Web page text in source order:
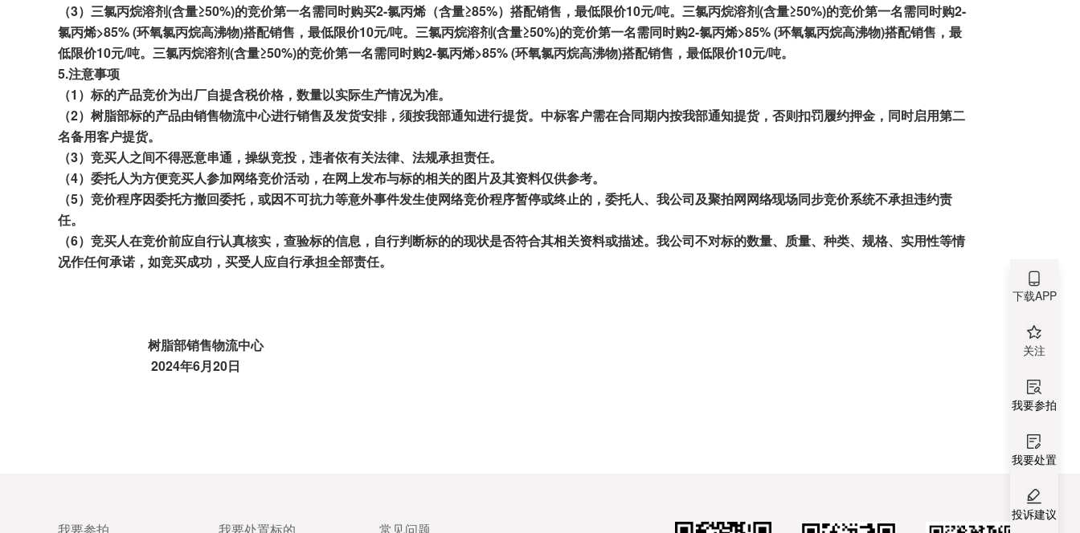
（3） 三氯丙烷溶剂(含量≥50%)的竞价第一名需同时购买2-氯丙烯（含量≥85%） 搭配销售，最低限价10元/吨。 三氯丙烷溶剂(含量≥50%)的竞价第一名需同时购2-
氯丙烯>85% (环氧氯丙烷高沸物)搭配销售，最低限价10元/吨。三氯丙烷溶剂(含量≥50%)的竞价第一名需同时购2-氯丙烯>85% (环氧氯丙烷高沸物)搭配销售，最
低限价10元/吨。三氯丙烷溶剂(含量≥50%)的竞价第一名需同时购2-氯丙烯>85% (环氧氯丙烷高沸物)搭配销售，最低限价10元/吨。
5.注意事项
（1）标的产品竞价为出厂自提含税价格 ， 数量以实际生产情况为准。
（2）树脂部标的产品由销售物流中心进行销售及发货安排， 须按我部通知进行提货。中标客户需在合同期内按我部通知提货， 否则扣罚履约押金， 同时启用第二
名备用客户提货。
（3）竞买人之间不得恶意串通，操纵竞投，违者依有关法律、法规承担责任。
（4）委托人为方便竞买人参加网络竞价活动，在网上发布与标的相关的图片及其资料仅供参考。
（5）竞价程序因委托方撤回委托，或因不可抗力等意外事件发生使网络竞价程序暂停或终止的，委托人、我公司及聚拍网网络现场同步竞价系统不承担违约责
任。
（6）竞买人在竞价前应自行认真核实，查验标的信息，自行判断标的的现状是否符合其相关资料或描述。我公司不对标的数量、质量、种类、规格、实用性等情
况作任何承诺，如竞买成功，买受人应自行承担全部责任。
树脂部销售物流中心
2024年6月20日
下载APP
关注
我要参拍
我要处置
投诉建议
我要参拍 我要处置标的 常见问题